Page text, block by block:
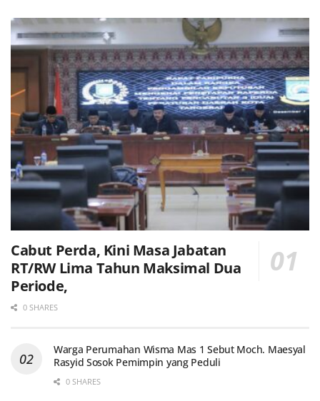
Cabut Perda, Kini Masa Jabatan
RT/RW Lima Tahun Maksimal Dua
Periode,
0 SHARES
Warga Perumahan Wisma Mas 1 Sebut Moch. Maesyal
Rasyid Sosok Pemimpin yang Peduli
0 SHARES